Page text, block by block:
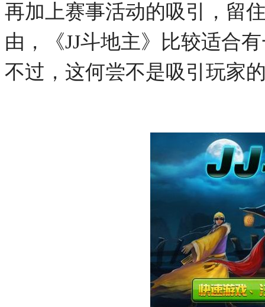
再加上赛事活动的吸引，留
由，《JJ斗地主》比较适合
不过，这何尝不是吸引玩家